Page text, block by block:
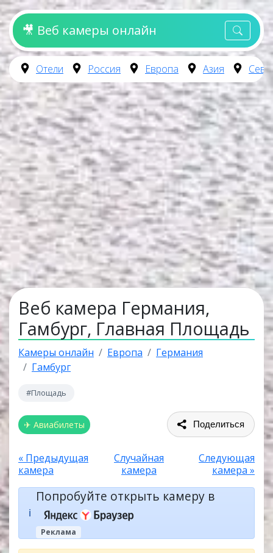
🎥 Веб камеры онлайн
Отели Россия Европа Азия
Веб камера Германия,
Гамбург, Главная Площадь
Камеры онлайн Европа
Германия
Гамбург
#Площадь
✈ Авиабилеты Поделиться
« Предыдущая
камера
Случайная
камера
Следующая
камера »
ℹ️
Попробуйте открыть камеру в
Реклама